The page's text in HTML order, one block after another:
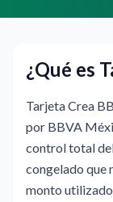
¿Qué es
Tarjeta Crea
por BBVA
control total
congelado que
monto